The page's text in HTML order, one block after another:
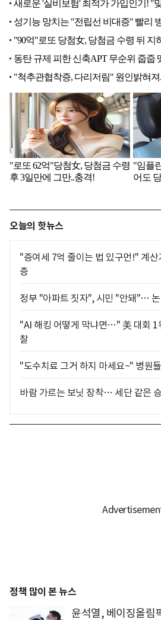
오늘의 핫뉴스
"증여세 7억 줄이는 법 있구먼!" 계산
층
정부 "아파트 짓자", 시민 "안돼"…
"AI 해킹 어떻게 막냐면…" 美 대회 1
찰
"도수치료 그거 하지 마세요~" 병원
바람 가르는 보닛 장착… 세단 같은
정책 많이 본 뉴스
윤석열, 베이징올림